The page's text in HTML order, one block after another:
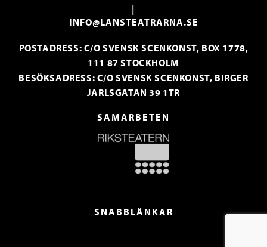
|
INFO@LANSTEATRARNA.SE
POSTADRESS: C/O SVENSK SCENKONST, BOX 1778,
111 87 STOCKHOLM
BESÖKSADRESS: C/O SVENSK SCENKONST, BIRGER
JARLSGATAN 39 1TR
SAMARBETEN
SNABBLÄNKAR